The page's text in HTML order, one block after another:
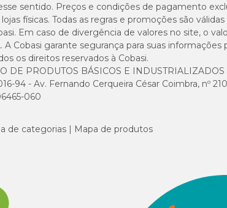
sódio (mín.)
sentido. Preços e condições de pagamento
físicas. Todas as regras e promoções são
Em caso de divergência de valores no site, o
A Cobasi garante segurança para suas informações
os direitos reservados à Cobasi.
DE PRODUTOS BÁSICOS E INDUSTRIALIZADOS
94 - Av. Fernando Cerqueira César Coimbra, nº
060
de categorias Mapa de produtos